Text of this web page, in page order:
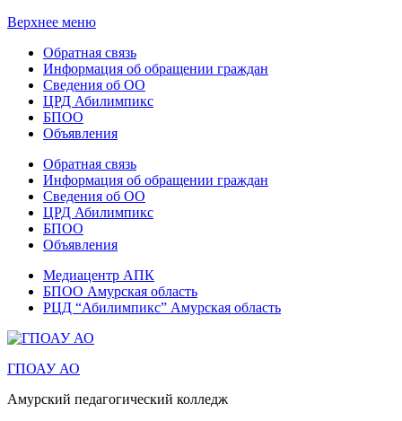
Верхнее меню
Обратная связь
Информация об обращении граждан
Сведения об ОО
ЦРД Абилимпикс
БПОО
Объявления
Обратная связь
Информация об обращении граждан
Сведения об ОО
ЦРД Абилимпикс
БПОО
Объявления
Медиацентр АПК
БПОО Амурская область
РЦД “Абилимпикс” Амурская область
ГПОАУ АО
Амурский педагогический колледж